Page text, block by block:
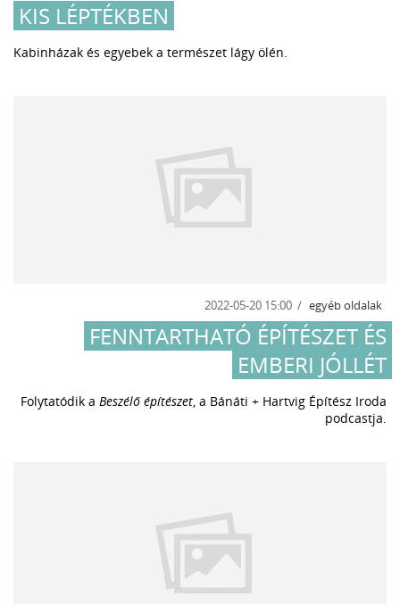
KIS LÉPTÉKBEN
Kabinházak és egyebek a természet lágy ölén.
2022-05-20 15:00 egyéb oldalak
FENNTARTHATÓ ÉPÍTÉSZET ÉS
EMBERI JÓLLÉT
Folytatódik a Beszélő építészet, a Bánáti + Hartvig Építész Iroda
podcastja.